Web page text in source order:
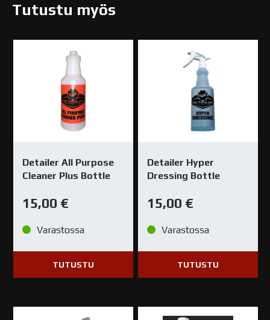
Tutustu myös
Detailer All Purpose
Cleaner Plus Bottle
15,00 €
Varastossa
TUTUSTU
Detailer Hyper
Dressing Bottle
15,00 €
Varastossa
TUTUSTU